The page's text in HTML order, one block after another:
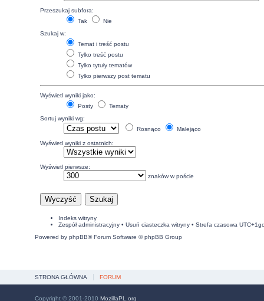
Przeszukaj subfora:
Tak
Nie
Szukaj w:
Temat i treść postu
Tylko treść postu
Tylko tytuły tematów
Tylko pierwszy post tematu
Wyświetl wyniki jako:
Posty
Tematy
Sortuj wyniki wg:
Rosnąco
Malejąco
Wyświetl wyniki z ostatnich:
Wyświetl pierwsze:
znaków w poście
Indeks witryny
Zespół administracyjny• Usuń ciasteczka witryny• Strefa czasowa
Powered by phpBB® Forum Software © phpBB Group
STRONA GŁÓWNA FORUM
Copyright © 2001-2010 MozillaPL.org